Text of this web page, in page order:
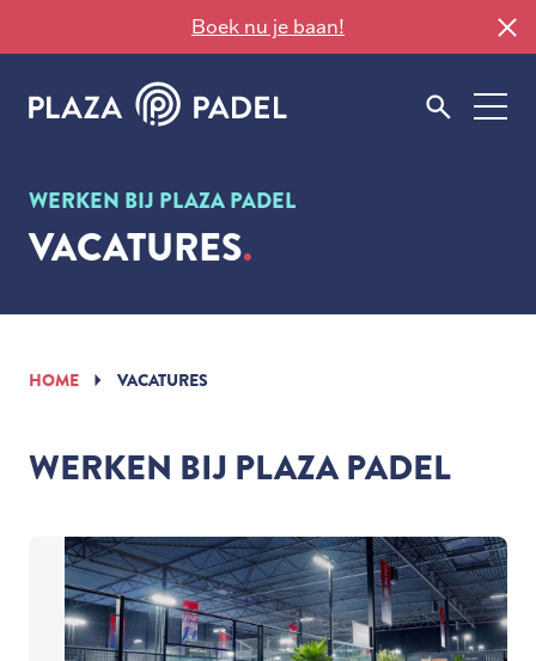
Boek nu je baan!
WERKEN BIJ PLAZA PADEL
VACATURES
HOME VACATURES
WERKEN BIJ PLAZA PADEL